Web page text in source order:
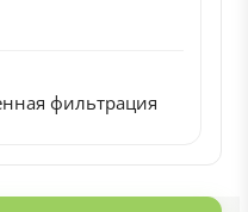
фильтрация